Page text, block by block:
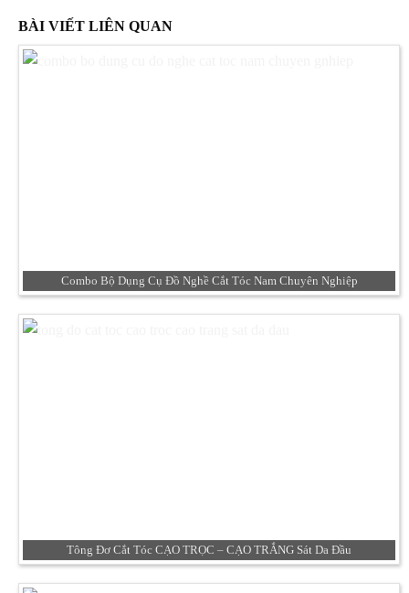
BÀI VIẾT LIÊN QUAN
Combo Bộ Dụng Cụ Đồ Nghề Cắt Tóc Nam Chuyên Nghiệp
Tông Đơ Cắt Tóc CẠO TRỌC – CẠO TRẮNG Sát Da Đầu